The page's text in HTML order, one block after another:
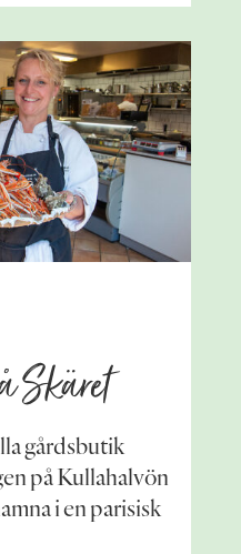
Skäret
gårdsbutik
på Kullahalvön
i en parisisk